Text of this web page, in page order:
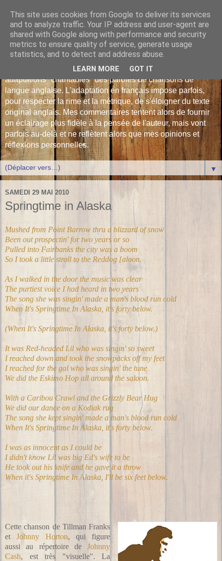
Les Monophonies de
Polyphrène
Versions françaises inédites : déjà plus de 510 traductions -
adaptations "chantables" des paroles de chansons de
langue anglaise. L'adaptation en français impose parfois,
pour respecter la rime et la métrique, de s'éloigner du texte
original anglais. Mes commentaires tentent alors de fournir
un éclairage plus fidèle à la pensée de l'auteur, mais vont
parfois au-delà et ne reflètent alors que mes opinions et
réflexions personnelles.
▼
SAMEDI 29 MAI 2010
Springtime in Alaska
Mushed from Point Barrow thru a blizzard of snow
Been out prospectin' for two years or so
Pulled into Fairbanks the city was a boom
So I took a little stroll to the Reddog [aloon.
As I walked in the door the music was clear
The purtiest voice I had heard in two years
The song she was singin' made a man's blood run cold
When It's Springtime In Alaska, it's forty below.
(When It's Springtime In Alaska, it's forty below.)
It was Red-headed Lil who was singin' so sweet
I reached down and took the snowpacks off my feet
I reached for the gal who was singin' the tune
We did the Eskimo Hop all around the saloon.
With a Caribou Crawl and the Grizzly Bear Hug
We did our dance on a Kodiak rug
The song she kept singin' made a man's blood run cold
When It's Springtime In Alaska, it's forty below.
I was as innocent as I could be
I didn't know Lil was big Ed's wife to be
He took out his knife and he gave it a throw
When it's Springtime In Alaska, I'll be six feet below.
Cette chanson de Tillman Franks
etJohnny Horton, qui figure
aussi au répertoire de Johnny
Cash, est très "visuelle". La
This site uses cookies from Google to deliver its services
and to analyze traffic. Your IP address and user-agent are
shared with Google along with performance and security
metrics to ensure quality of service, generate usage
statistics, and to detect and address abuse.
LEARN MORE GOT IT